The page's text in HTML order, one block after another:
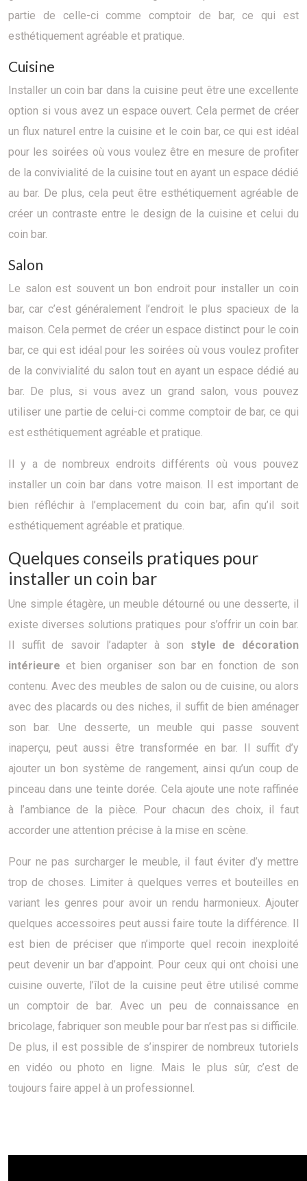
partie de celle-ci comme comptoir de bar, ce qui est
esthétiquement agréable et pratique.
Cuisine
Installer un coin bar dans la cuisine peut être une excellente
option si vous avez un espace ouvert. Cela permet de créer
un flux naturel entre la cuisine et le coin bar, ce qui est idéal
pour les soirées où vous voulez être en mesure de profiter
de la convivialité de la cuisine tout en ayant un espace dédié
au bar. De plus, cela peut être esthétiquement agréable de
créer un contraste entre le design de la cuisine et celui du
coin bar.
Salon
Le salon est souvent un bon endroit pour installer un coin
bar, car c’est généralement l’endroit le plus spacieux de la
maison. Cela permet de créer un espace distinct pour le coin
bar, ce qui est idéal pour les soirées où vous voulez profiter
de la convivialité du salon tout en ayant un espace dédié au
bar. De plus, si vous avez un grand salon, vous pouvez
utiliser une partie de celui-ci comme comptoir de bar, ce qui
est esthétiquement agréable et pratique.
Il y a de nombreux endroits différents où vous pouvez
installer un coin bar dans votre maison. Il est important de
bien réfléchir à l’emplacement du coin bar, afin qu’il soit
esthétiquement agréable et pratique.
Quelques conseils pratiques pour
installer un coin bar
Une simple étagère, un meuble détourné ou une desserte, il
existe diverses solutions pratiques pour s’offrir un coin bar.
Il suffit de savoir l’adapter à son style de décoration
intérieure et bien organiser son bar en fonction de son
contenu. Avec des meubles de salon ou de cuisine, ou alors
avec des placards ou des niches, il suffit de bien aménager
son bar. Une desserte, un meuble qui passe souvent
inaperçu, peut aussi être transformée en bar. Il suffit d’y
ajouter un bon système de rangement, ainsi qu’un coup de
pinceau dans une teinte dorée. Cela ajoute une note raffinée
à l’ambiance de la pièce. Pour chacun des choix, il faut
accorder une attention précise à la mise en scène.
Pour ne pas surcharger le meuble, il faut éviter d’y mettre
trop de choses. Limiter à quelques verres et bouteilles en
variant les genres pour avoir un rendu harmonieux. Ajouter
quelques accessoires peut aussi faire toute la différence. Il
est bien de préciser que n’importe quel recoin inexploité
peut devenir un bar d’appoint. Pour ceux qui ont choisi une
cuisine ouverte, l’îlot de la cuisine peut être utilisé comme
un comptoir de bar. Avec un peu de connaissance en
bricolage, fabriquer son meuble pour bar n’est pas si difficile.
De plus, il est possible de s’inspirer de nombreux tutoriels
en vidéo ou photo en ligne. Mais le plus sûr, c’est de
toujours faire appel à un professionnel.